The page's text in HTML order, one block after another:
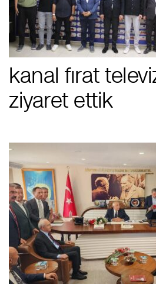
kanal fırat
ziyaret ettik